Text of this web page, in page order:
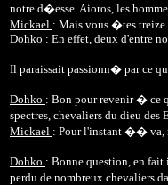
notre d�esse. Aioros, les
Mickael : Mais vous �tes treize
Dohko : En effet, deux d'entre
Il paraissait passionn� par ce
Dohko : Bon pour revenir � ce
spectres, chevaliers du dieu
Mickael : Pour l'instant �� va,
Dohko : Bonne question, en
perdu de nombreux chevaliers